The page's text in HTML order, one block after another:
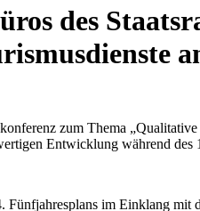
des
zum Thema
Entwicklung während
im Einklang